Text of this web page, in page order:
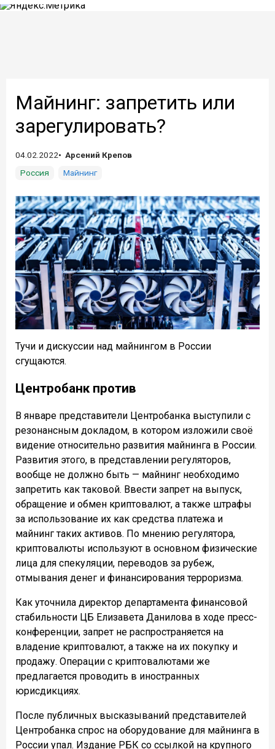
Майнинг: запретить или
зарегулировать?
04.02.2022
Арсений Крепов
Россия
Майнинг
Тучи и дискуссии над майнингом в России
сгущаются.
Центробанк против
В январе представители Центробанка выступили с
резонансным докладом, в котором изложили своё
видение относительно развития майнинга в России.
Развития этого, в представлении регуляторов,
вообще не должно быть — майнинг необходимо
запретить как таковой. Ввести запрет на выпуск,
обращение и обмен криптовалют, а также штрафы
за использование их как средства платежа и
майнинг таких активов. По мнению регулятора,
криптовалюты используют в основном физические
лица для спекуляции, переводов за рубеж,
отмывания денег и финансирования терроризма.
Как уточнила директор департамента финансовой
стабильности ЦБ Елизавета Данилова в ходе пресс-
конференции, запрет не распространяется на
владение криптовалют, а также на их покупку и
продажу. Операции с криптовалютами же
предлагается проводить в иностранных
юрисдикциях.
После публичных высказываний представителей
Центробанка спрос на оборудование для майнинга в
России упал. Издание РБК со ссылкой на крупного